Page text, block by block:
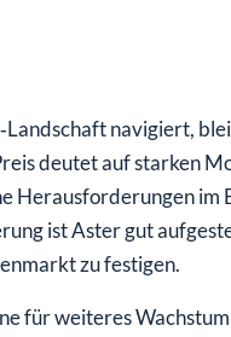
navigiert,
deutet auf starken
Herausforderungen im
ist Aster gut
zu festigen.
für weiteres